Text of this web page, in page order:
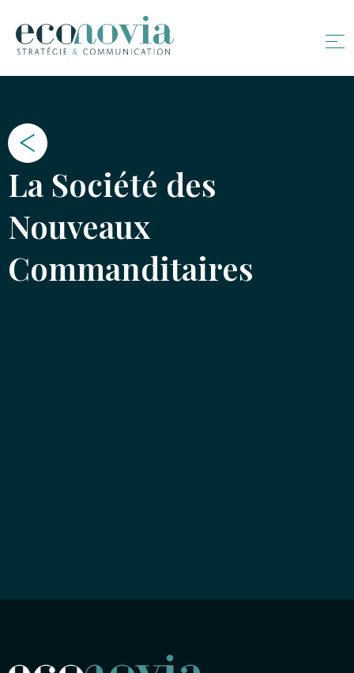
La Société des
Nouveaux
Commanditaires